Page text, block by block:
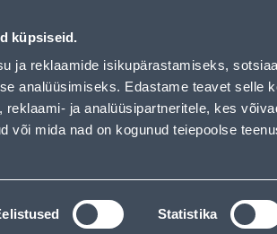
küpsiseid.
ja reklaamide isikupärastamiseks,
analüüsimiseks. Edastame teavet selle
ja analüüsipartneritele, kes
või mida nad on kogunud teiepoolse
Statistika
loaded
Teenused Karjäärileht
OTSI
KATALOOGID